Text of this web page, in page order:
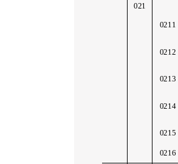
021
0211
0212
0213
0214
0215
0216